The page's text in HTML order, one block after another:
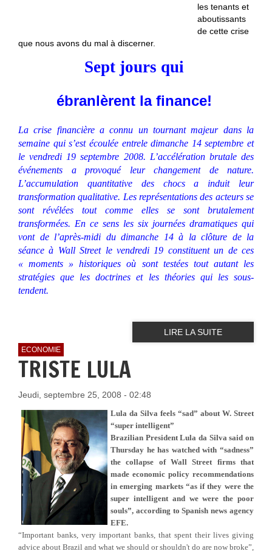
les tenants et
aboutissants
de cette crise
que nous avons du mal à discerner.
Sept jours qui
ébranlèrent la finance!
La crise financière a connu un tournant majeur dans la
semaine qui s’est écoulée entrele dimanche 14 septembre et
le vendredi 19 septembre 2008. L’accélération brutale des
événements a provoqué leur changement de nature.
L’accumulation quantitative des chocs a induit leur
transformation qualitative. Les représentations des acteurs se
sont révélées tout comme elles se sont brutalement
transformées. En ce sens les six journées dramatiques qui
vont de l’après-midi du dimanche 14 à la clôture de la
séance à Wall Street le vendredi 19 constituent un de ces
« moments » historiques où sont testées tout autant les
stratégies que les doctrines et les théories qui les sous-
tendent.
LIRE LA SUITE
ECONOMIE
TRISTE LULA
Jeudi, septembre 25, 2008 - 02:48
Lula da Silva feels “sad” about W. Street
“super intelligent”
Brazilian President Lula da Silva said on
Thursday he has watched with “sadness”
the collapse of Wall Street firms that
made economic policy recommendations
in emerging markets “as if they were the
super intelligent and we were the poor
souls”, according to Spanish news agency
EFE.
“Important banks, very important banks, that spent their lives giving
advice about Brazil and what we should or shouldn't do are now broke”,